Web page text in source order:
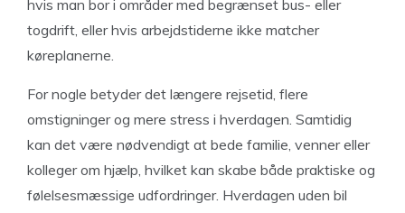
hvis man bor i områder med begrænset bus- eller
togdrift, eller hvis arbejdstiderne ikke matcher
køreplanerne.
For nogle betyder det længere rejsetid, flere
omstigninger og mere stress i hverdagen. Samtidig
kan det være nødvendigt at bede familie, venner eller
kolleger om hjælp, hvilket kan skabe både praktiske og
følelsesmæssige udfordringer. Hverdagen uden bil